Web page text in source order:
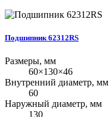
Подшипник 62312RS
Размеры, мм
60×130×46
Внутренний диаметр, мм
60
Наружный диаметр, мм
130